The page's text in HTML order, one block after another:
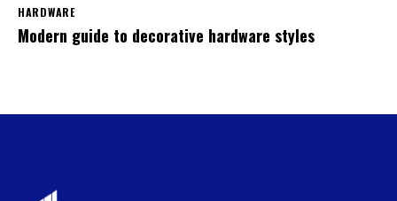
HARDWARE
Modern guide to decorative hardware styles